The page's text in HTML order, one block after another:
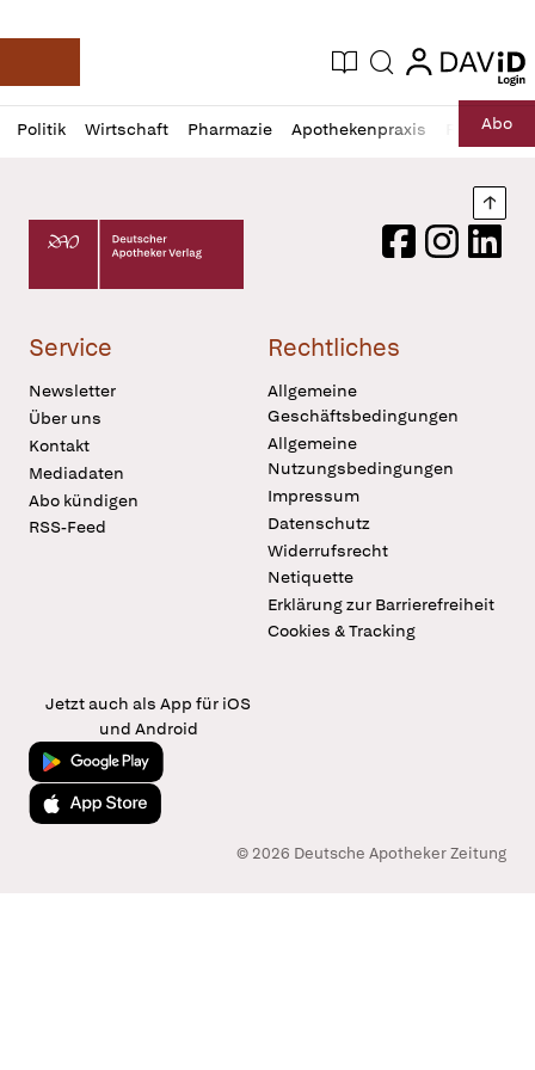
Deutsche Apotheker Zeitung
Aktuelle Ausgabe
Suche login
login
Politik Wirtschaft Pharmazie Apothekenpraxis RechtAbo
Profil
öffnen
Daz
Pur
Deutscher Apotheker Verlag Logo
FacebookInstagram
Service
Newsletter
Über uns
Kontakt
Mediadaten
Abo kündigen
RSS-Feed
Rechtliches
Allgemeine
Geschäftsbedingungen
Allgemeine
Nutzungsbedingungen
Impressum
Datenschutz
Widerrufsrecht
Netiquette
Erklärung zur Barrierefreiheit
Cookies & Tracking
Jetzt auch als App für iOS
und Android
Jetzt bei Google Play
Laden im App Store
© 2026 Deutsche Apotheker Zeitung